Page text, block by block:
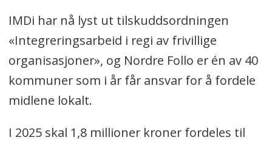
IMDi har nå lyst ut tilskuddsordningen
«Integreringsarbeid i regi av frivillige
organisasjoner», og Nordre Follo er én av 40
kommuner som i år får ansvar for å fordele
midlene lokalt.
I 2025 skal 1,8 millioner kroner fordeles til